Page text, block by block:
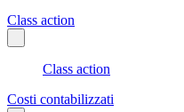
Class action
Class action
Costi contabilizzati